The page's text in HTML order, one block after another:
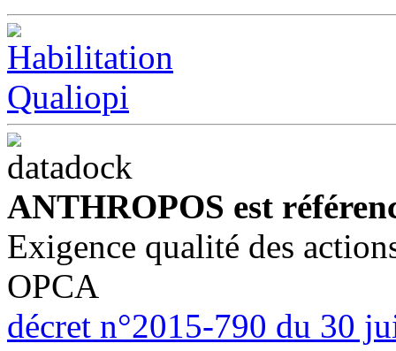
ANTHROPOS est
Exigence qualité des
OPCA
décret n°2015-790 du 30